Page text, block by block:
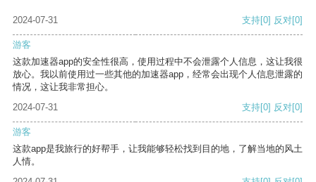
2024-07-31 支持[0] 反对[0]
游客
这款加速器app的安全性很高，使用过程中不会泄露个人信息，这让我很
放心。我以前使用过一些其他的加速器app，经常会出现个人信息泄露的
情况，这让我非常担心。
2024-07-31
支持[0] 反对[0]
游客
这款app是我旅行的好帮手，让我能够轻松找到目的地，了解当地的风土
人情。